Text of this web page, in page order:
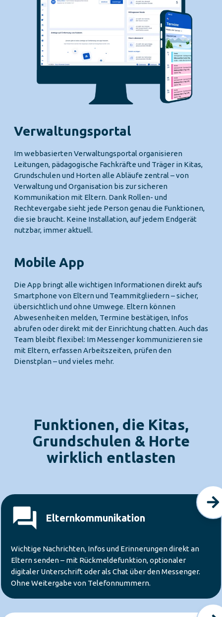
Verwaltungsportal
Im webbasierten Verwaltungsportal organisieren
Leitungen, pädagogische Fachkräfte und Träger in Kitas,
Grundschulen und Horten alle Abläufe zentral – von
Verwaltung und Organisation bis zur sicheren
Kommunikation mit Eltern. Dank Rollen- und
Rechtevergabe sieht jede Person genau die Funktionen,
die sie braucht. Keine Installation, auf jedem Endgerät
nutzbar, immer aktuell.
Mobile App
Die App bringt alle wichtigen Informationen direkt aufs
Smartphone von Eltern und Teammitgliedern – sicher,
übersichtlich und ohne Umwege. Eltern können
Abwesenheiten melden, Termine bestätigen, Infos
abrufen oder direkt mit der Einrichtung chatten. Auch das
Team bleibt flexibel: Im Messenger kommunizieren sie
mit Eltern, erfassen Arbeitszeiten, prüfen den
Dienstplan – und vieles mehr.
Funktionen, die Kitas,
Grundschulen & Horte
wirklich entlasten
Elternkommunikation
Wichtige Nachrichten, Infos und Erinnerungen direkt an
Eltern senden – mit Rückmeldefunktion, optionaler
digitaler Unterschrift oder als Chat über den Messenger.
Ohne Weitergabe von Telefonnummern.